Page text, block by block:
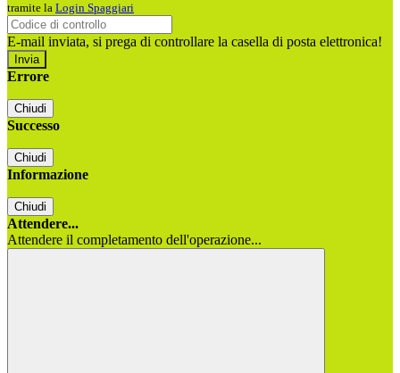
tramite la Login Spaggiari
E-mail inviata, si prega di controllare la casella di posta elettronica!
Errore
Chiudi
Successo
Chiudi
Informazione
Chiudi
Attendere...
Attendere il completamento dell'operazione...